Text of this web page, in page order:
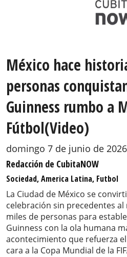
México hace
personas
Guinness rumbo a
Fútbol(Video)
domingo 7 de junio de 2026
Redacción de CubitaNOW
Sociedad, America Latina, Futbol
La Ciudad de México se
celebración sin precedentes
miles de personas para
Guinness con la ola humana
acontecimiento que refuerza
cara a la Copa Mundial de la